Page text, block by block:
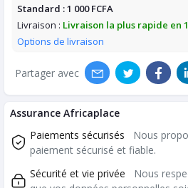
Standard :1 000 FCFA
Livraison : Livraison la plus rapide en
Options de livraison
Partager avec
Assurance Africaplace
Paiements sécurisés
Nous
paiement sécurisé et fiable.
Sécurité et vie privée
Nous